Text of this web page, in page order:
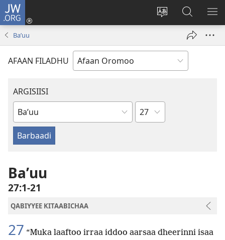
JW.ORG
Afaan
weebsaayitii
Gali
(opens
JW.ORG
Irraa
Barbaadi
Baʼuu
AFAAN FILADHU
ARGISIISI
Kitaaba
Kitaaba
Qulqulluu
Boqonnaa
Baʼuu
27:1-21
QABIYYEE KITAABICHAA
27 “Muka laaftoo irraa iddoo aarsaa dheerinni isaa